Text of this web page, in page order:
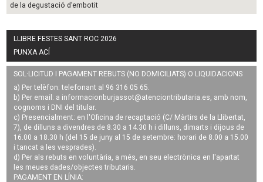
de la degustació d’embotit
LLIBRE FESTES SANT ROC 2026
PUNXA ACÍ
SOL·LICITUD I PAGAMENT REBUTS (NO DOMICILIATS) O LIQUIDACIONS
a) Per telèfon: telefonant al 96 316 05 65.
b) Per email: a informacionburjassot@atenciontributaria.es, amb nom,
cognoms i DNI del titular.
c) Presencialment: en l'Oficina de recaptació (C/ Màrtirs de la Llibertat,
7), de dilluns a divendres de 8.30 a 14.30 h i dilluns, dimarts i dijous de
16.00 a 18.30 h (del 15 de juny al 15 de setembre: horari de 8.00 a 15.00
i tancat a les vesprades).
d) Per als rebuts en voluntària, a més, en seu electrònica en l'apartat
les meues dades/objectes tributaris.
PAGAMENT EN LÍNIA: